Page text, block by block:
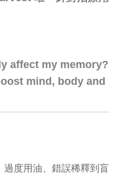
affect my memory?
mind, body and
過度用油、錯誤稀釋到盲